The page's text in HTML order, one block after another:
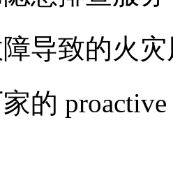
导致的火
的